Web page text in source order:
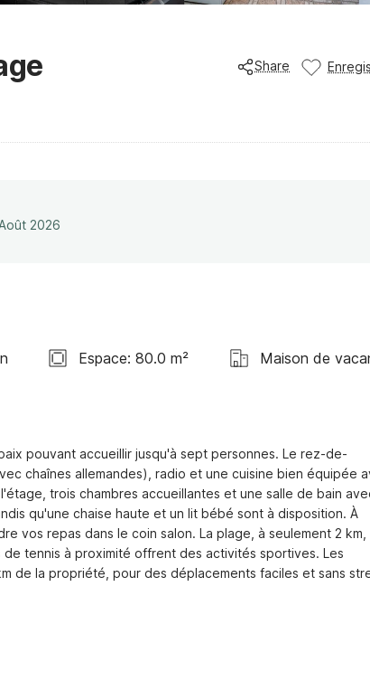
Share
2026
Espace: 80.0 m² Maison de
pouvant accueillir jusqu'à sept personnes. Le rez-de-
chaînes allemandes), radio et une cuisine bien équipée
trois chambres accueillantes et une salle de bain
qu'une chaise haute et un lit bébé sont à disposition. À
vos repas dans le coin salon. La plage, à seulement 2 km,
tennis à proximité offrent des activités sportives. Les
de la propriété, pour des déplacements faciles et sans